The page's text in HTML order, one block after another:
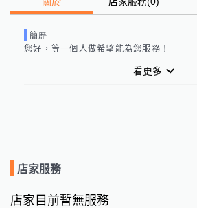
簡歷
您好， 等一個人做希望能為您服務！
看更多
店家服務
店家目前暫無服務